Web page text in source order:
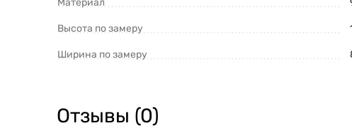
Высота по замеру
Ширина по замеру
Отзывы (0)